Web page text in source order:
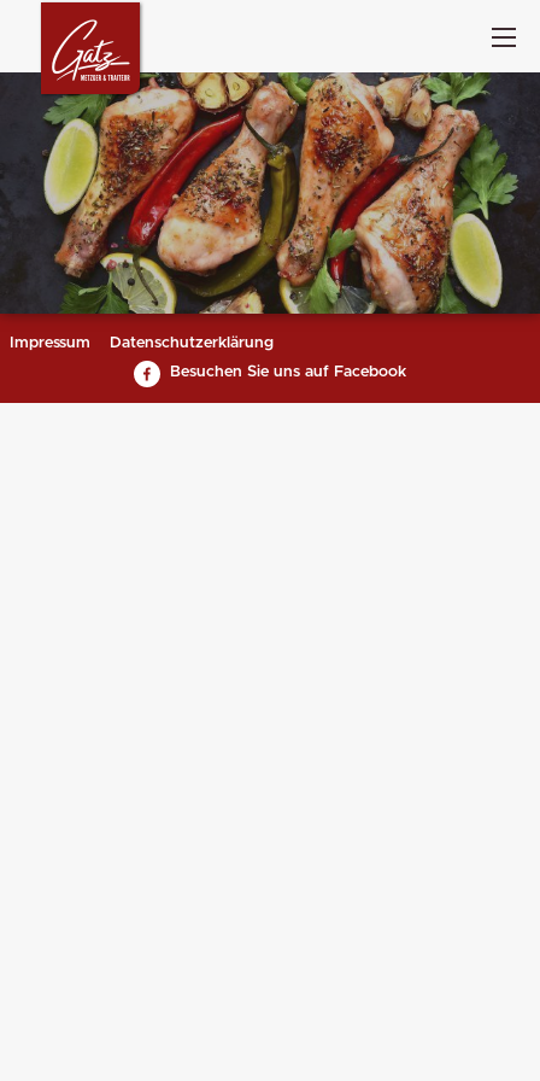
Impressum
Datenschutzerklärung
Besuchen Sie uns auf Facebook